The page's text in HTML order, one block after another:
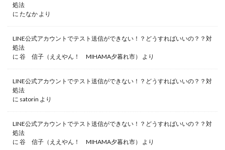
処法
に たなか より
LINE公式アカウントでテスト送信ができない！？どうすればいいの？？対
処法
に 谷 信子（ええやん！ MIHAMA夕暮れ市） より
LINE公式アカウントでテスト送信ができない！？どうすればいいの？？対
処法
に satorin より
LINE公式アカウントでテスト送信ができない！？どうすればいいの？？対
処法
に 谷 信子（ええやん！ MIHAMA夕暮れ市） より